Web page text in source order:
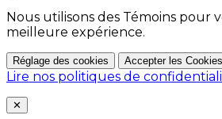
Nous utilisons des Témoins pour
meilleure expérience.
Réglage des cookies Accepter les Cookies
Lire nos politiques de
Close
✕